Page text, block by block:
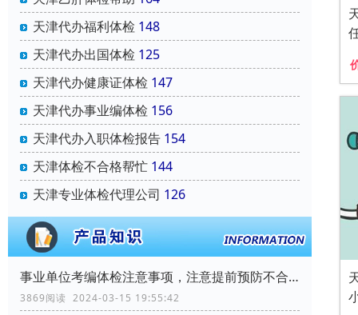
天津代办福利体检 148
天津代办出国体检 125
天津代办健康证体检 147
天津代办事业编体检 156
天津代办入职体检报告 154
天津体检不合格帮忙 144
天津专业体检代理公司 126
事业单位考编体检注意事项，注意提前预防不合格！
3869阅读 2024-03-15 19:55:42